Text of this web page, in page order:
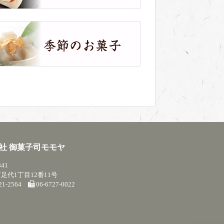
御菓子司モモヤ
代1丁目12番11号
2564
06-6727-0022